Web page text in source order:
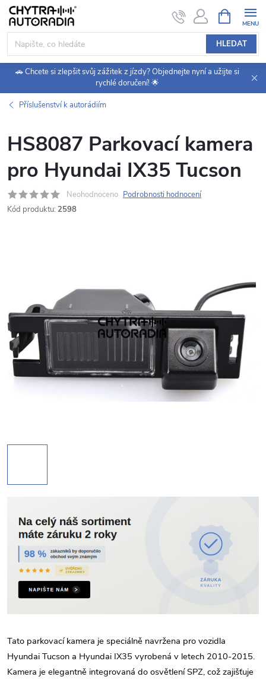
Přejít
obsah
HLEDAT
NÁKUPNÍ
KOŠÍK
🚗 Chcete si zlepšit svůj zážitek z jízdy? Objednejte nyní a užijte si
rychlé doručení! 🌟
Příslušenství k autorádiím
HS8087 Parkovací kamera
pro Hyundai IX35 Tucson
Neohodnoceno Podrobnosti hodnocení
Kód produktu: 2598
Tato parkovací kamera je speciálně navržena pro vozidla
Hyundai Tucson a Hyundai IX35 vyrobená v letech 2010-2015.
Kamera je elegantně integrovaná do osvětlení SPZ, což zajišťuje